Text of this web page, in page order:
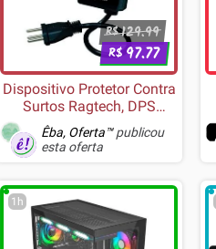
R$129.99
R$ 97.77
Dispositivo Protetor Contra
Surtos Ragtech, DPS
Smart, Classe III,
Microprocessado, 1
Êba, Oferta™publicou
esta oferta
1h